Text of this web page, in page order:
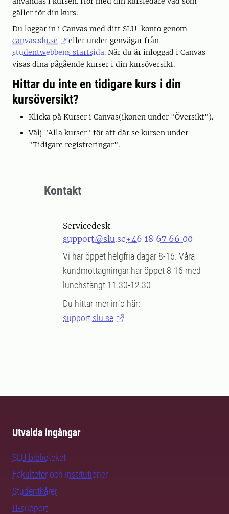
gäller för din kurs.
Du loggar in i Canvas med ditt SLU-konto genom
canvas.slu.se
eller under genvägar från
studentwebbens startsida. När du är inloggad i Canvas
visas dina pågående kurser i din kursöversikt.
Hittar du inte en tidigare kurs i din
kursöversikt?
Klicka på Kurser i Canvas(ikonen under "Översikt").
Välj "Alla kurser" för att där se kursen under
"Tidigare registreringar".
Kontakt
Servicedesk
support@slu.se+46 18 67 66 00
Vi har öppet helgfria dagar 8-16. Våra
kundmottagningar har öppet 8-16 med
lunchstängt 11.30-12.30
Du hittar mer info här:
support.slu.se
Utvalda ingångar
SLU-biblioteket
Fakulteter och institutioner
Studentkårer
IT-support